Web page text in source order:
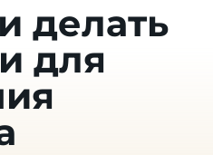
делать
для